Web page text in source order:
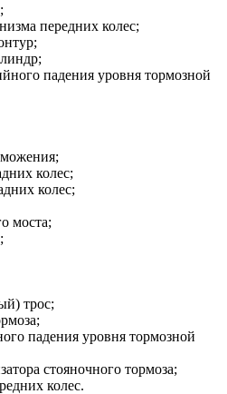
передних колес;
падения уровня тормозной
колес;
колес;
моста;
трос;
падения уровня тормозной
стояночного тормоза;
колес.